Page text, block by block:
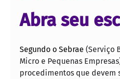
Abra seu
Segundo o Sebrae (Serviço
Micro e Pequenas
procedimentos que devem